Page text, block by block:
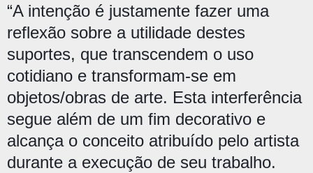
“A intenção é justamente fazer uma
reflexão sobre a utilidade destes
suportes, que transcendem o uso
cotidiano e transformam-se em
objetos/obras de arte. Esta interferência
segue além de um fim decorativo e
alcança o conceito atribuído pelo artista
durante a execução de seu trabalho.